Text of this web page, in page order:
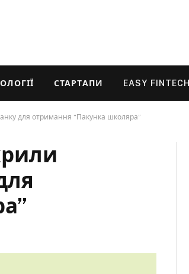
СТАРТАПИ EASY FINTECH
для отримання “Пакунка школяра”